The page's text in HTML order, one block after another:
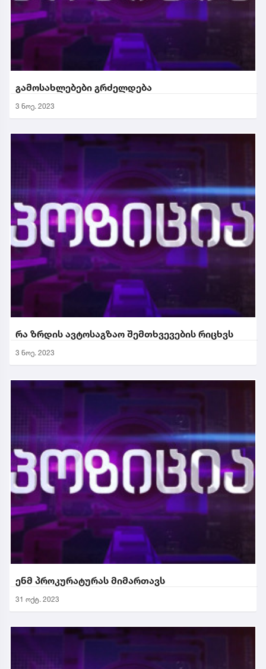
გამოსახლებები გრძელდება
3 ნოე. 2023
რა ზრდის ავტოსაგზაო შემთხვევების რიცხვს
3 ნოე. 2023
ენმ პროკურატურას მიმართავს
31 ოქტ. 2023